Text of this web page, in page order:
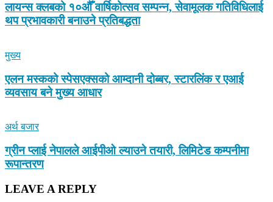
लायन्स क्लबको १०औँ वार्षिकोत्सव सम्पन्न, सेवामूलक गतिविधिलाई
थप प्रभावकारी बनाउने प्रतिबद्धता
मुख्य
एलन मस्कको स्पेसएक्सको आम्दानी दोब्बर, स्टारलिंक र एआई
व्यवसाय बने मुख्य आधार
अर्थ बजार
ग्रीन प्लाई नेपालले आईपीओ ल्याउने तयारी, लिमिटेड कम्पनीमा
रूपान्तरण
LEAVE A REPLY